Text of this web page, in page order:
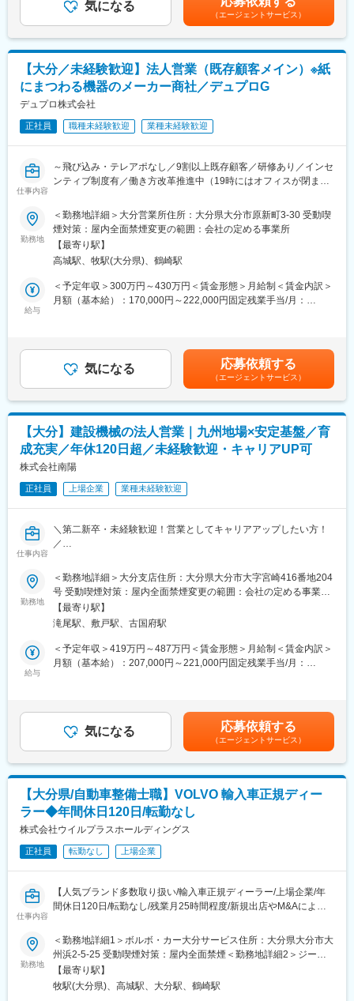
■業務概要
・自動車用ワイヤーハーネス及び電子機器等の納入管理
■連携先および具体的業務
◇社内（営業・見積チーム）との連携
・入出荷製品の納期管理を担いながら、営業チーム（見積担当）
と連携
・価格条件の確認や製品立ち上がり時期のすり合わせを行い、出
荷スケジュールを構築
◇仕入れ先＝住友電装（自動車部品メーカー）との生産調整
・住友電装と連携し生産状況の確認や供給計画を調整
・製造現場の状況を踏まえた納入計画を組み、安定供給を支えま
◇顧客＝大手自動車メーカーとの調整
・調達・工務・企画部門とやり取りし、納期や供給状況を共有
・異常気象時は輸送手段の変更を協議し、追加コストの回収交渉
も担当
■商材
■組織構成
全体21名が在籍、内3名(男性:2名、女性:1名)が中津営業所に駐在
■教育体制
先輩社員によるOJTで業務を習得、実務を通じて納期管理や顧客
対応を学びます。未経験入社の社員も活躍しており、相談しやす
い環境です！
■キャリアパス
見を持つ人材を目指せます。（キャリア形成の一環で拠点異動の
可能性あり）
変更の範囲：会社の定める業務
あります。月給(月額)は固定手当を含めた表記です。
気になる
（エージェントサービス）
【大分／未経験歓迎】法人営業（既存顧客メイン）※紙
にまつわる機器のメーカー商社／デュプロG
デュプロ株式会社
正社員 職種未経験歓迎 業種未経験歓迎
仕事内容
～飛び込み・テレアポなし／9割以上既存顧客／研修あり／インセ
ンティブ制度有／働き方改革推進中（19時にはオフィスが閉まり
■募集背景：
営業部門の体制強化を図るため、今回新たに人員を募集します。
製品知識から業務内容まで丁寧に研修していきますので、未経験
の方でも大歓迎です。
■業界安定性について：
もので、参入障壁も高いため、安定して増員採用ができている状
態です。
などあらゆる業者に向け、デュプロ製品の提案営業をお任せしま
す。
■具体的には：
【扱う商材】
印刷機や丁合機（印刷したものを本や冊子の形に整える機械）、
紙折機を中心に、バーコードを読み取る機械や印刷物にニス加工
をする機械など幅広く取り扱います。
【提案先】
一般企業から官公庁まで様々です。また、印刷工場や新聞販売
※新規開拓はグループ内の別会社が担当しています。
■働く環境：
システム導入などの改革により、朝は8：00以降、夜は19：00に
誰もが業務終了後、すぐに帰る雰囲気の中で働くことができま
す。
け込んでいる様々な紙製品の印刷・加工に、当社の製品が使われ
ています。
競合他社が参入しにくいニッチな業界で、トップクラスのシェア
を誇っています。
■当社の特徴：
主に紙にまつわる機器を扱うメーカー商社です。グループ会社で
あるデュプロの製品だけではなく、様々な会社の製品を幅広く取
り扱っている当社は、IT機器やソリューションシステムのメンテ
ナンスを100％自社要員で対応するサービス体制が整っており、
えられるように会社として成長してきました。
変更の範囲：会社の定める業務
勤務地
＜勤務地詳細＞大分営業所住所：大分県大分市原新町3-30 受動喫
煙対策：屋内全面禁煙変更の範囲：会社の定める事業所
【最寄り駅】
高城駅、牧駅(大分県)、鶴崎駅
給与
＜予定年収＞300万円～430万円＜賃金形態＞月給制＜賃金内訳＞
月額（基本給）：170,000円～222,000円固定残業手当/月：
給：年1回■賞与：年2回※インセンティブ制度あり賃金はあくまで
も目安の金額であり、選考を通じて上下する可能性があります。
月給(月額)は固定手当を含めた表記です。
気になる 応募依頼する
（エージェントサービス）
【大分】建設機械の法人営業｜九州地場×安定基盤／育
成充実／年休120日超／未経験歓迎・キャリアUP可
株式会社南陽
正社員 上場企業 業種未経験歓迎
仕事内容
＼第二新卒・未経験歓迎！営業としてキャリアアップしたい方！
／
FAシステムから環境プラントまで、お客様の多様なニーズに応え
る安定企業で働きませんか？
平均勤続年数13年で腰を据えて長く働ける環境です！
■業務概要：
建設機械の販売をお任せします。
営業の流れは 「仕入 → 販売 → アフターフォロー → 次回ニーズ
品など
取引先：九州の建設会社や建設機器レンタル・リース会社が中心
案を実施
・メーカーとの調整：仕様・納期・価格の交渉
・事務処理・契約対応：見積作成、契約書、受発注管理
・納入立会い・アフターフォロー：納品時の現場対応、導入後の
調整・修理
・プロジェクト管理：顧客とメーカーの間に立ち、納期調整や課
題解決をサポート
■組織構成：
大分支店は5名（男性4名、女性1名）
す。
■入社後の流れ：
建設機械等のレンタル事業を営む「(株)南陽レンテック」の営業所
勤務地
＜勤務地詳細＞大分支店住所：大分県大分市大字宮崎416番地204
号 受動喫煙対策：屋内全面禁煙変更の範囲：会社の定める事業所
（リモートワーク含む）
【最寄り駅】
滝尾駅、敷戸駅、古国府駅
給与
＜予定年収＞419万円～487万円＜賃金形態＞月給制＜賃金内訳＞
月額（基本給）：207,000円～221,000円固定残業手当/月：
験・年齢等を考慮し、決定致します。■昇給：年1回（4月）■賞
与：年2回（7月、12月）賃金はあくまでも目安の金額であり、選
考を通じて上下する可能性があります。月給(月額)は固定手当を含
めた表記です。
気になる 応募依頼する
（エージェントサービス）
【大分県/自動車整備士職】VOLVO 輸入車正規ディー
ラー◆年間休日120日/転勤なし
株式会社ウイルプラスホールディングス
正社員 転勤なし 上場企業
仕事内容
【人気ブランド多数取り扱い/輸入車正規ディーラー/上場企業/年
間休日120日/転勤なし/残業月25時間程度/新規出店やM&Aにより
★★業務内容★★
当社の輸入車正規ディーラー店舗にて、エンドユーザー向けに
車検や点検整備・修理・パーツの取り付け等の整備業務に従事い
ただきます。
勤務地
＜勤務地詳細1＞ボルボ・カー大分サービス住所：大分県大分市大
州浜2-5-25 受動喫煙対策：屋内全面禁煙＜勤務地詳細2＞ジープ
大分住所：大分県大分市日岡3丁目5-12 受動喫煙対策：屋内全面
禁煙
【最寄り駅】
牧駅(大分県)、高城駅、大分駅、鶴崎駅